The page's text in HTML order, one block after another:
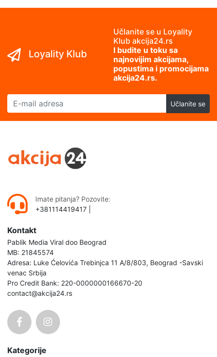
Loyality Klub
Učlanite se u Loyality
Klub akcija24.rs
I budite u toku sa
najnovijim akcijama,
popustima i promocijama
akcija24.rs.
E-mail adresa
Učlanite se
Imate pitanja? Pozovite:
+381114419417
Kontakt
Pablik Media Viral doo Beograd
MB: 21845574
Adresa: Luke Ćelovića Trebinjca 11 A/8/803, Beograd -Savski
venac Srbija
Pro Credit Bank: 220-0000000166670-20
contact@akcija24.rs
Kategorije